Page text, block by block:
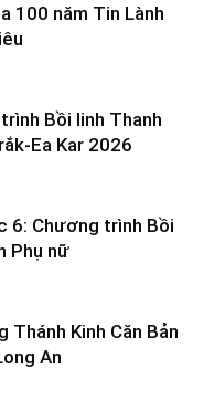
100 năm Tin Lành
Bồi linh Thanh
Ea Kar 2026
6: Chương trình Bồi
Phụ nữ
Thánh Kinh Căn Bản
An